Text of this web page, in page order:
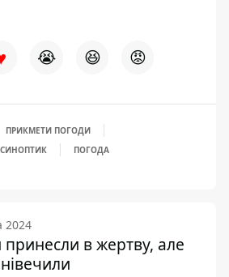
😭 😆 😡
ПРИКМЕТИ ПОГОДИ
СИНОПТИК ПОГОДА
2024
принесли в жертву, але